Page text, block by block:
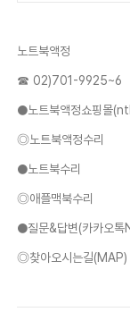
노트북액정
☎ 02)701-9925~6
●노트북액정쇼핑몰
◎노트북액정수리
●노트북수리
◎애플맥북수리
●질문&답변(카카오
◎찾아오시는길(MAP)